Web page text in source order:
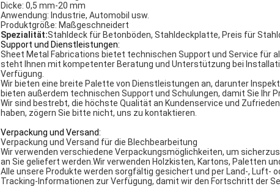
Dicke: 0,5 mm-20 mm
Anwendung: Industrie, Automobil usw.
Produktgröße: Maßgeschneidert
Spezialität:Stahldeck für Betonböden, Stahldeckplatte, Preis für
Support und Dienstleistungen:
Sheet Metal Fabrications bietet technischen Support und Service für
steht Ihnen mit kompetenter Beratung und Unterstützung bei
Verfügung.
Wir bieten eine breite Palette von Dienstleistungen an, darunter
bieten außerdem technischen Support und Schulungen, damit Sie Ihr
Wir sind bestrebt, die höchste Qualität an Kundenservice und
haben, zögern Sie bitte nicht, uns zu kontaktieren.
Verpackung und Versand:
Verpackung und Versand für die Blechbearbeitung
Wir verwenden verschiedene Verpackungsmöglichkeiten, um
an Sie geliefert werden.Wir verwenden Holzkisten, Kartons, Paletten
Alle unsere Produkte werden sorgfältig gesichert und per Land-, Luft-
Tracking-Informationen zur Verfügung, damit wir den Fortschritt der